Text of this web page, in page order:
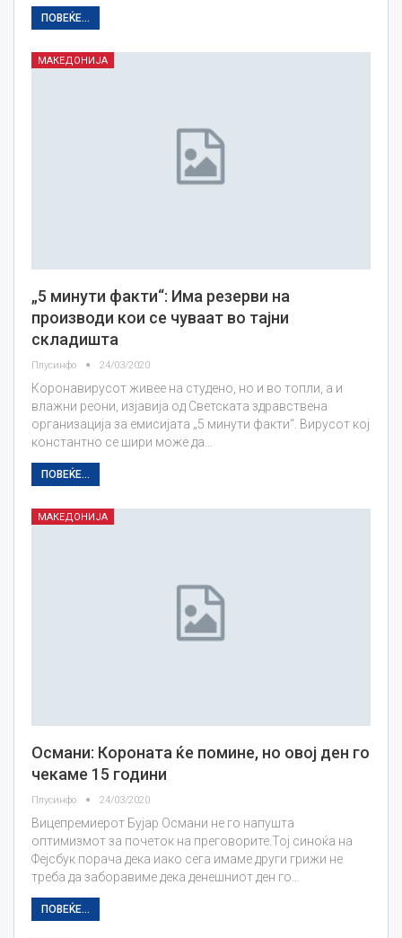
ПОВЕЌЕ...
МАКЕДОНИЈА
„5 минути факти“: Има резерви на
производи кои се чуваат во тајни
складишта
Плусинфо 24/03/2020
Коронавирусот живее на студено, но и во топли, а и
влажни реони, изјавија од Светската здравствена
организација за емисијата „5 минути факти“. Вирусот кој
константно се шири може да…
ПОВЕЌЕ...
МАКЕДОНИЈА
Османи: Короната ќе помине, но овој ден го
чекаме 15 години
Плусинфо 24/03/2020
Вицепремиерот Бујар Османи не го напушта
оптимизмот за почеток на преговорите.Тој синоќа на
Фејсбук порача дека иако сега имаме други грижи не
треба да заборавиме дека денешниот ден го…
ПОВЕЌЕ...